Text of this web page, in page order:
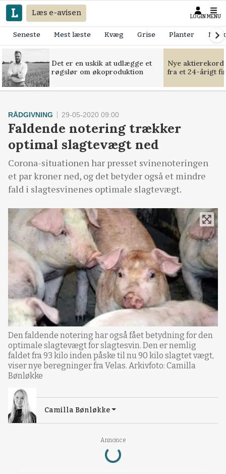
Læs e-avisen LOGIN MENU
Seneste Mest læste Kvæg Grise Planter
Det er en uskik at udlægge et
røgslør om økoproduktion
Nye
fra et 24-årigt
Annonce
Loading...
RÅDGIVNING 29-05-2020 09:00
Faldende notering trækker
optimal slagtevægt ned
Corona-situationen har presset svinenoteringen
et par kroner ned, og det betyder også et mindre
fald i slagtesvinenes optimale slagtevægt.
Den faldende notering har også fået betydning for den
optimale slagtevægt for slagtesvin. Den er nemlig
faldet fra 93 kilo inden påske til nu 90 kilo slagtet vægt,
viser nye beregninger fra Velas. Arkivfoto: Camilla
Bønløkke
Camilla Bønløkke